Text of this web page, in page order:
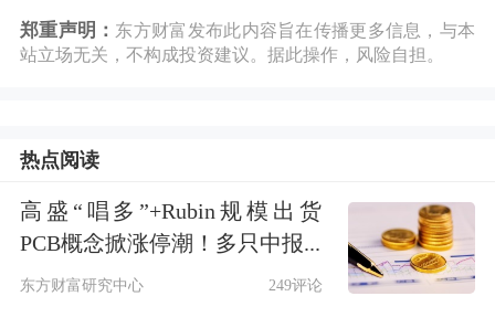
置收益约47亿港元，相关累计汇兑调整
准，尚待英国国家安全与投资法申报、
金融行为监管局流程等条件满足，最晚
郑重声明： 东方财富发布此内容旨在传播更多信息，与本
站立场无关，不构成投资建议。据此操作，风险自担。
热点阅读
高盛“唱多”+Rubin规模出货
PCB概念掀涨停潮！多只中报...
东方财富研究中心 249评论